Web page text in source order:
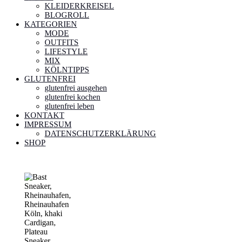
KLEIDERKREISEL
BLOGROLL
KATEGORIEN
MODE
OUTFITS
LIFESTYLE
MIX
KÖLNTIPPS
GLUTENFREI
glutenfrei ausgehen
glutenfrei kochen
glutenfrei leben
KONTAKT
IMPRESSUM
DATENSCHUTZERKLÄRUNG
SHOP